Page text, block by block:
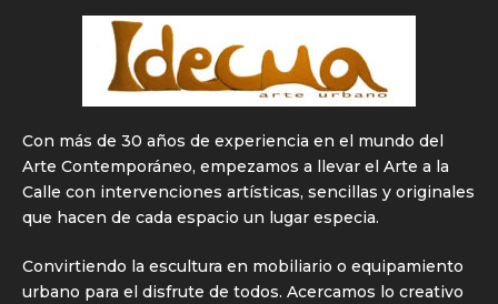
Con más de 30 años de experiencia en el mundo del
Arte Contemporáneo, empezamos a llevar el Arte a la
Calle con intervenciones artísticas, sencillas y originales
que hacen de cada espacio un lugar especia.
Convirtiendo la escultura en mobiliario o equipamiento
urbano para el disfrute de todos. Acercamos lo creativo